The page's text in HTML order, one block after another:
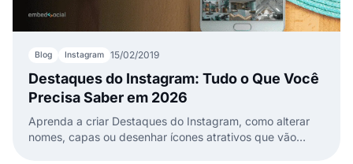
Blog Instagram 15/02/2019
Destaques do Instagram: Tudo o Que Você
Precisa Saber em 2026
Aprenda a criar Destaques do Instagram, como alterar
nomes, capas ou desenhar ícones atrativos que vão